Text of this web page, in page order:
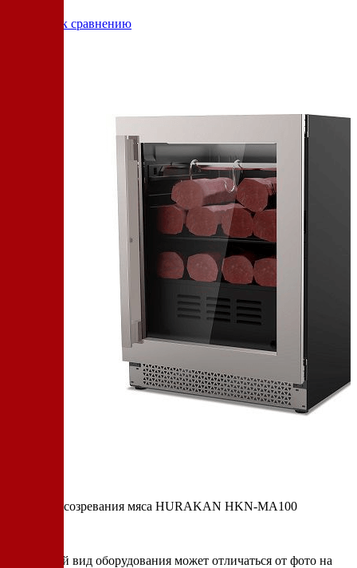
Добавить к сравнению
Шкаф для созревания мяса HURAKAN HKN-MA100
* итоговый вид оборудования может отличаться от фото на